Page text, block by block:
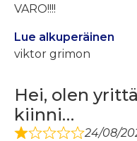
VARO!!!!
Lue alkuperäinen
viktor grimon
Hei, olen
kiinni…
24/08/